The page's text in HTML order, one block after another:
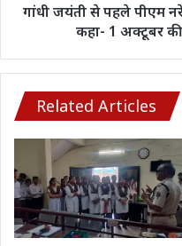
अक्टूबर
की
सुबह
साथ
आएं
सभी
गांधी जयंती से पहले पीएम
कहा- 1 अक्टूबर
Related Articles